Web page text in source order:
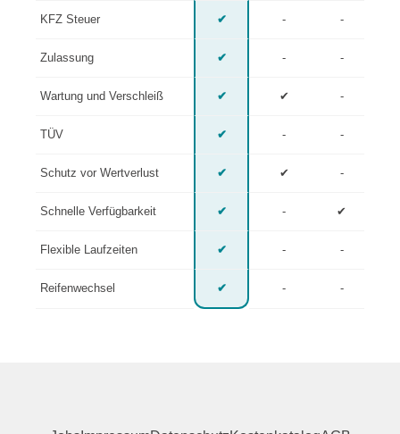
KFZ Steuer ✔ - -
Zulassung ✔ - -
Wartung und Verschleiß ✔ ✔ -
TÜV ✔ - -
Schutz vor Wertverlust ✔ ✔ -
Schnelle Verfügbarkeit ✔ - ✔
Flexible Laufzeiten ✔ - -
Reifenwechsel ✔ - -